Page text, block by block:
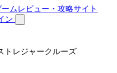
ン
トレジャークルーズ